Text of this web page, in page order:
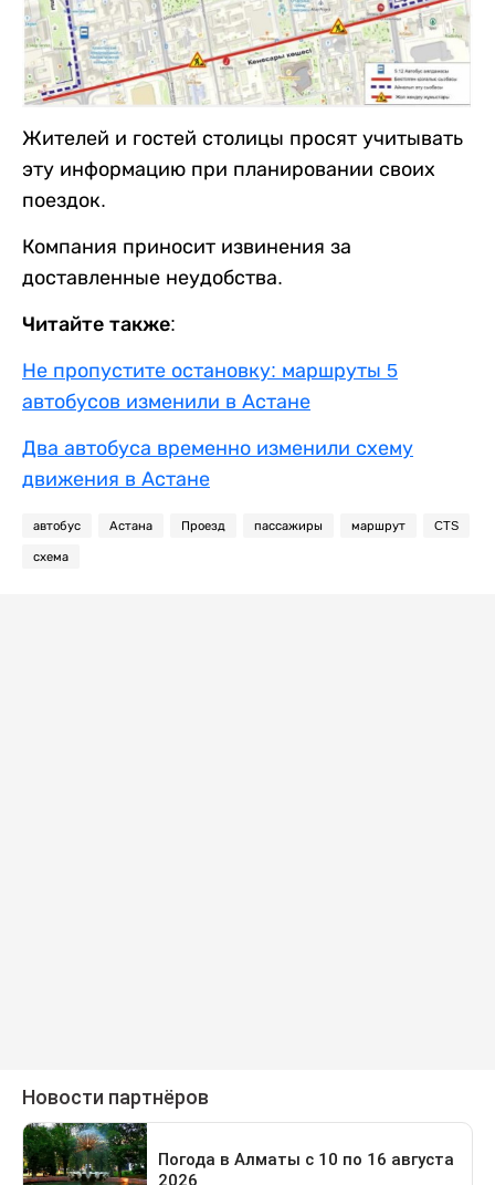
Жителей и гостей столицы просят учитывать
эту информацию при планировании своих
поездок.
Компания приносит извинения за
доставленные неудобства.
Читайте также:
Не пропустите остановку: маршруты 5
автобусов изменили в Астане
Два автобуса временно изменили схему
движения в Астане
автобус Астана Проезд пассажиры маршрут CTS
схема